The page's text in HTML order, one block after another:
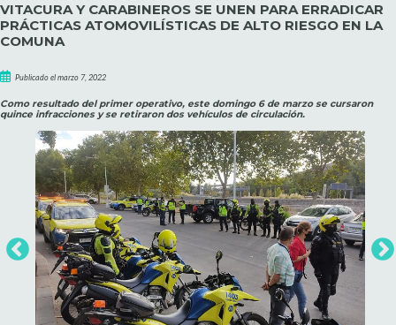
VITACURA Y CARABINEROS SE UNEN PARA ERRADICAR
PRÁCTICAS ATOMOVILÍSTICAS DE ALTO RIESGO EN LA
COMUNA
Publicado el marzo 7, 2022
Como resultado del primer operativo, este domingo 6 de marzo se cursaron
quince infracciones y se retiraron dos vehículos de circulación.